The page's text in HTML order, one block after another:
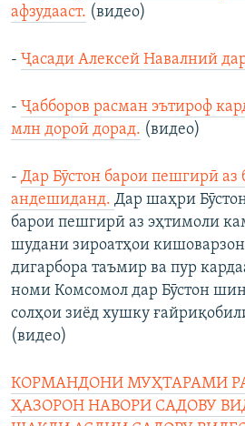
афзудааст. (видео)
- Ҷасади Алексей Навалний
- Ҷабборов расман эътироф
млн дороӣ дорад. (видео)
- Дар Бӯстон барои пешгирӣ аз
андешиданд. Дар шаҳри
барои пешгирӣ аз эҳтимоли
шудани зироатҳои
дигарбора таъмир ва пур
номи Комсомол дар Бӯстон
солҳои зиёд хушку
(видео)
КОРМАНДОНИ МУҲТАРАМИ
ҲАЗОРОН НАВОРИ САДОВУ